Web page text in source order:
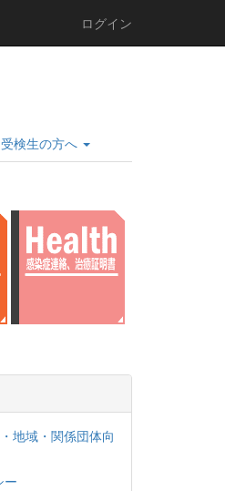
ログイン
受検生の方へ
地域・関係団体向
ー